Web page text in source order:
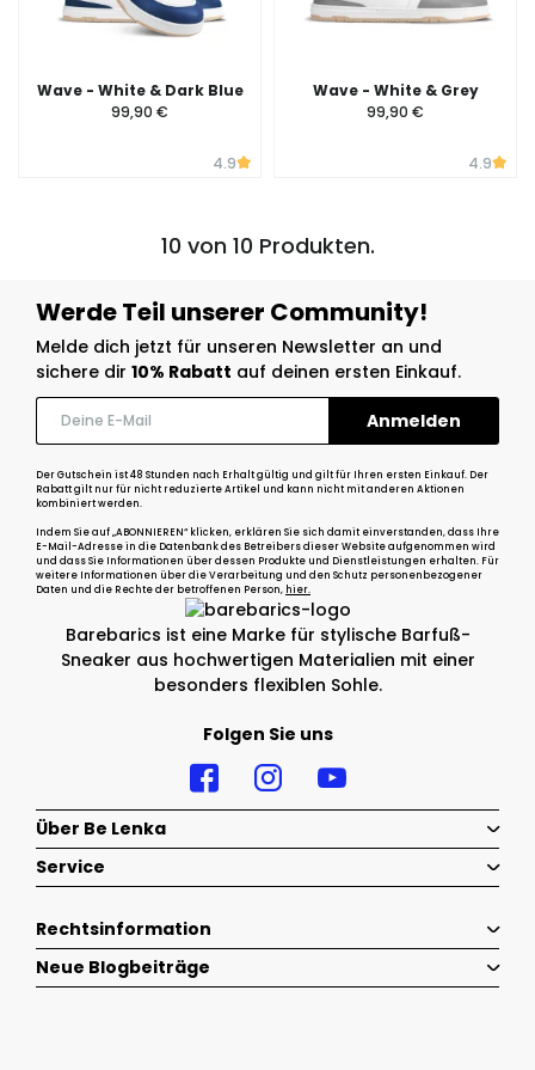
Wave - White & Dark Blue
99,90 €
4.9
Wave - White & Grey
99,90 €
4.9
10 von 10 Produkten.
Barebarics ist eine Marke für stylische Barfuß-
Sneaker aus hochwertigen Materialien mit einer
besonders flexiblen Sohle.
Folgen Sie uns
Werde Teil unserer Community!
Melde dich jetzt für unseren Newsletter an und
sichere dir 10% Rabatt auf deinen ersten Einkauf.
Der Gutschein ist 48 Stunden nach Erhalt gültig und gilt für Ihren ersten Einkauf. Der
Rabatt gilt nur für nicht reduzierte Artikel und kann nicht mit anderen Aktionen
kombiniert werden.
Indem Sie auf „ABONNIEREN“ klicken, erklären Sie sich damit einverstanden, dass Ihre
E-Mail-Adresse in die Datenbank des Betreibers dieser Website aufgenommen wird
und dass Sie Informationen über dessen Produkte und Dienstleistungen erhalten. Für
weitere Informationen über die Verarbeitung und den Schutz personenbezogener
Daten und die Rechte der betroffenen Person, hier.
Über Be Lenka
Service
Rechtsinformation
Neue Blogbeiträge